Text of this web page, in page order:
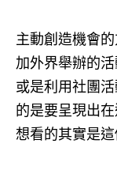
主動創造機會
加外界舉辦的
或是利用社團
的是要呈現出
想看的其實是這